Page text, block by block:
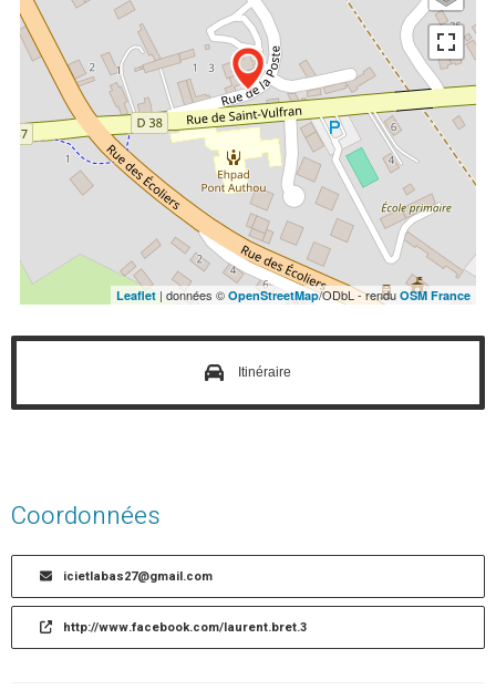
Leaflet | données © OpenStreetMap/ODbL - rendu OSM France
Itinéraire
Coordonnées
icietlabas27@gmail.com
http://www.facebook.com/laurent.bret.3